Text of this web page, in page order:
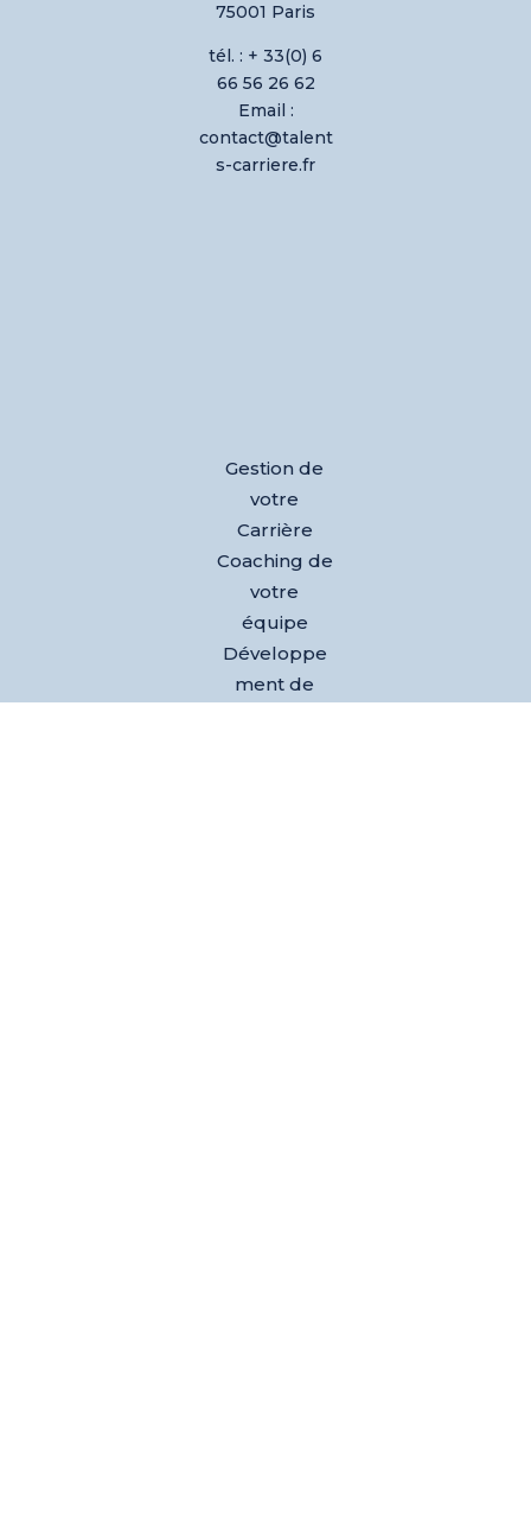
75001 Paris
tél. : + 33(0) 6
66 56 26 62
Email :
contact@talent
s-carriere.fr
Gestion de
votre
Carrière
Coaching de
votre
équipe
Développe
ment de